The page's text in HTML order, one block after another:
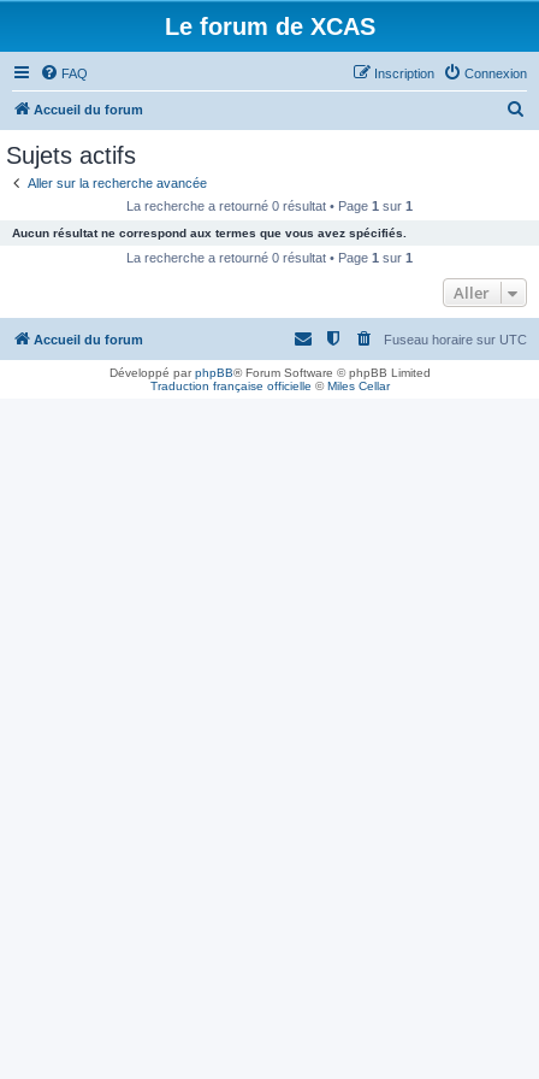
Le forum de XCAS
FAQ Connexion
Inscription
Accueil du forum
c
e
Sujets actifs
Aller sur la recherche avancée
La recherche a retourné 0 résultat • Page 1 sur 1
Aucun résultat ne correspond aux termes que vous avez spécifiés.
La recherche a retourné 0 résultat • Page 1 sur 1
Aller
Accueil du forum Fuseau horaire sur UTC
Développé parphpBB® Forum Software © phpBB Limited
Traduction française officielle ©Miles Cellar